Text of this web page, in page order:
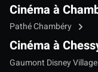
Cinéma à
Pathé Chambéry
Cinéma à
Gaumont Disney Village